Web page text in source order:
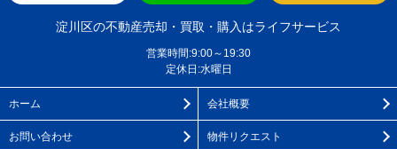
淀川区の不動産売却・買取・購入はライフサービス
営業時間:9:00～19:30
定休日:水曜日
ホーム 会社概要
お問い合わせ 物件リクエスト